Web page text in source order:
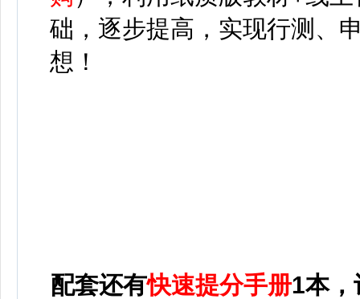
础，逐步提高，实现行测、
想！
配套还有快速提分手册1本，